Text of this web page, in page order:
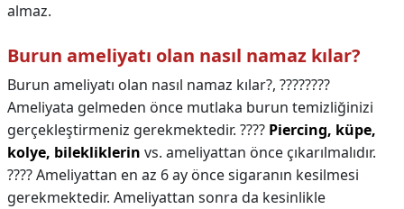
almaz.
Burun ameliyatı olan nasıl namaz kılar?
Burun ameliyatı olan nasıl namaz kılar?, ????????
Ameliyata gelmeden önce mutlaka burun temizliğinizi
gerçekleştirmeniz gerekmektedir. ???? Piercing, küpe,
kolye, bilekliklerin vs. ameliyattan önce çıkarılmalıdır.
???? Ameliyattan en az 6 ay önce sigaranın kesilmesi
gerekmektedir. Ameliyattan sonra da kesinlikle